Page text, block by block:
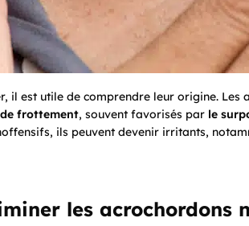
il est utile de comprendre leur origine. Les
frottement, souvent favorisés par le
ils peuvent devenir irritants,
les acrochordons